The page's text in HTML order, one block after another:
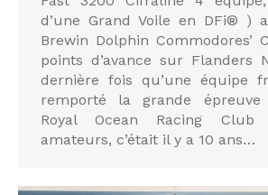
d’une Grand Voile en DFi® )
Brewin Dolphin Commodores’
points d’avance sur Flanders
dernière fois qu’une équipe
remporté la grande
Royal Ocean Racing Club
amateurs, c’était il y a 10 ans…